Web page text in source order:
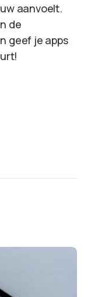
aanvoelt.
de
geef je apps